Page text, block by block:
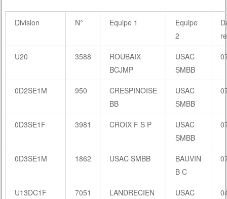
Division N° Equipe 1
Equipe
2
U20 3588
ROUBAIX
BCJMP
USAC
SMBB
0D2SE1M 950
CRESPINOISE
BB
USAC
SMBB
0D3SE1F 3981 CROIX F S P
USAC
SMBB
0D3SE1M 1862 USAC SMBB
BAUVIN
B C
U13DC1F 7051
LANDRECIEN
USAC